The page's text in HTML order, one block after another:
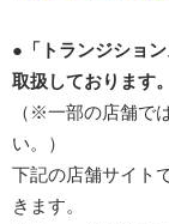
●「トランジショ
取扱しております。
（※一部の店舗で
い。）
下記の店舗サイト
きます。